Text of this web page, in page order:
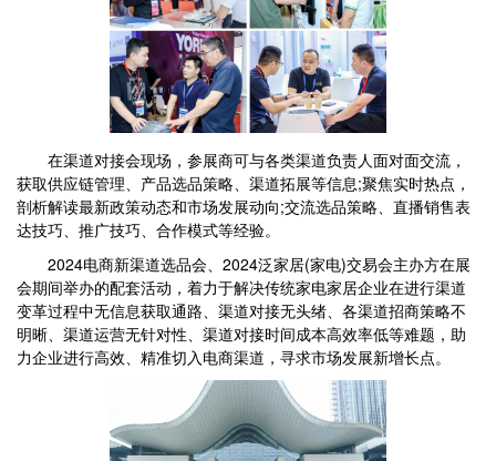
在渠道对接会现场，参展商可与各类渠道负责人面对面交流，
获取供应链管理、产品选品策略、渠道拓展等信息;聚焦实时热点，
剖析解读最新政策动态和市场发展动向;交流选品策略、直播销售表
达技巧、推广技巧、合作模式等经验。
2024电商新渠道选品会、2024泛家居(家电)交易会主办方在展
会期间举办的配套活动，着力于解决传统家电家居企业在进行渠道
变革过程中无信息获取通路、渠道对接无头绪、各渠道招商策略不
明晰、渠道运营无针对性、渠道对接时间成本高效率低等难题，助
力企业进行高效、精准切入电商渠道，寻求市场发展新增长点。